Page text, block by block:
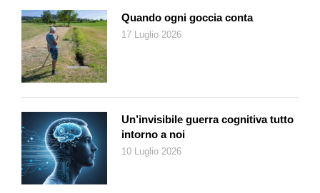
delicato, sono istanti di grande gioia, ma noi, come pediatri,
riprendiamo il tema della prevenzione alla Sids perché è di
fondamentale importanza, soprattutto se si considera la
riduzione dei casi da quando le raccomandazioni sono state
introdotte».
Dipartimento economia aziendale, sanità e sociale, della
Supsi: «Si tratta la Sids al terzo semestre di formazione del
Bachelor in cure infermieristiche, dove vengono passati in
rassegna i fattori di rischio e le raccomandazioni per la
prevenzione. La materia fa parte del blocco di base e ogni
Quando ogni goccia conta
17 Luglio 2026
Un’invisibile guerra cognitiva tutto
intorno a noi
10 Luglio 2026